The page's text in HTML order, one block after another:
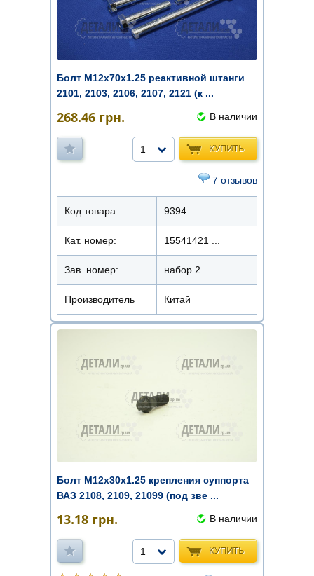
Болт М12x70х1.25 реактивной штанги
2101, 2103, 2106, 2107, 2121 (к ...
268.46 грн. В наличии
КУПИТЬ
1
7 отзывов
Код товара: 9394
Кат. номер: 15541421 ...
Зав. номер: набор 2
Производитель Китай
Болт М12х30х1.25 крепления суппорта
ВАЗ 2108, 2109, 21099 (под зве ...
13.18 грн. В наличии
КУПИТЬ
1